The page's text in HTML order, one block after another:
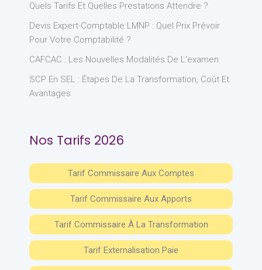
Quels Tarifs Et Quelles Prestations Attendre ?
Devis Expert-Comptable LMNP : Quel Prix Prévoir
Pour Votre Comptabilité ?
CAFCAC : Les Nouvelles Modalités De L’examen
SCP En SEL : Étapes De La Transformation, Coût Et
Avantages
Nos Tarifs 2026
Tarif Commissaire Aux Comptes
Tarif Commissaire Aux Apports
Tarif Commissaire À La Transformation
Tarif Externalisation Paie